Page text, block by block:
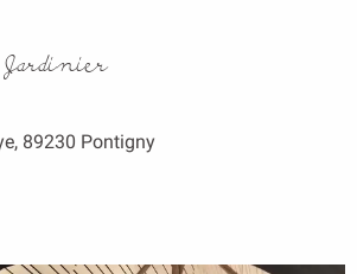
89230 Pontigny
favoris